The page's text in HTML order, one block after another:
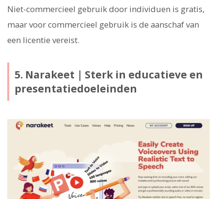
Niet-commercieel gebruik door individuen is gratis,
maar voor commercieel gebruik is de aanschaf van
een licentie vereist.
5. Narakeet｜Sterk in educatieve en
presentatiedoeleinden